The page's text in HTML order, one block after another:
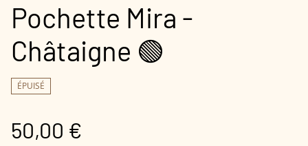
Pochette Mira -
Châtaigne 🟢
ÉPUISÉ
50,00 €